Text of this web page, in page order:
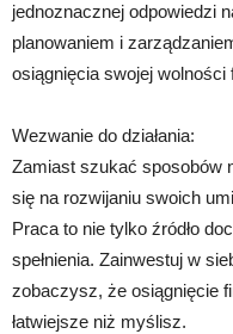
jednoznacznej odpowiedzi
planowaniem i
osiągnięcia swojej wolności
Wezwanie do działania:
Zamiast szukać sposobów
się na rozwijaniu swoich
Praca to nie tylko źródło
spełnienia. Zainwestuj w
zobaczysz, że osiągnięcie
łatwiejsze niż myślisz.